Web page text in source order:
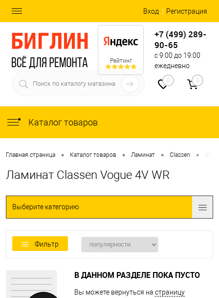
Вход Регистрация
Рейтинг
+7 (499) 289-
90-65
с 9:00 до 19:00
ежедневно
0 0
Каталог товаров
Главная страница • Каталог товаров • Ламинат • Classen •
Ламинат Classen Vogue 4V WR
Выберите категорию
Фильтр
В ДАННОМ РАЗДЕЛЕ ПОКА ПУСТО
Вы можете вернуться на страницу